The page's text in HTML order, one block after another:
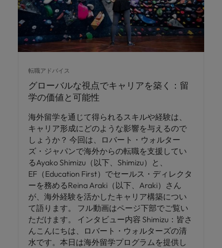
転職アドバイス
グローバルな視点でキャリアを築く：留
学の価値と可能性
海外留学を通じて得られるスキルや経験は、
キャリア形成にどのような影響を与えるので
しょうか？ 今回は、ロバート・ウォルター
ズ・ジャパンで海外からの転職を支援してい
るAyako Shimizu（以下、Shimizu）と、
EF（Education First）でセールス・ディレクタ
ーを務めるReina Araki（以下、Araki）さん
が、海外経験を活かしたキャリア構築につい
て語ります。 フル動画はページ下部でご覧い
ただけます。 インタビュー内容 Shimizu：皆さ
んこんにちは、ロバート・ウォルターズの清
水です。本日は海外留学プログラムを提供し